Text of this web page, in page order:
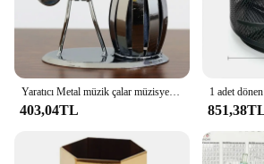
Yaratıcı Metal müzik çalar müzisyen kalem kalemlik masaüstü depolama organizatör tencere fırçası süs hediyeler
403,04TL